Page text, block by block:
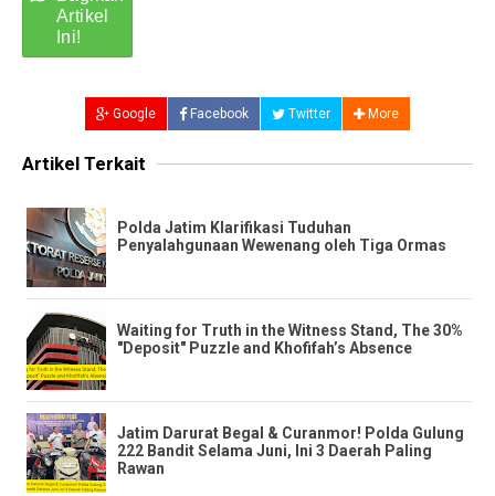
Google Facebook Twitter More
Artikel Terkait
Polda Jatim Klarifikasi Tuduhan
Penyalahgunaan Wewenang oleh Tiga Ormas
Waiting for Truth in the Witness Stand, The 30%
"Deposit" Puzzle and Khofifah’s Absence
​Jatim Darurat Begal & Curanmor! Polda Gulung
222 Bandit Selama Juni, Ini 3 Daerah Paling
Rawan